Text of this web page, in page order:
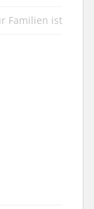
Familien ist